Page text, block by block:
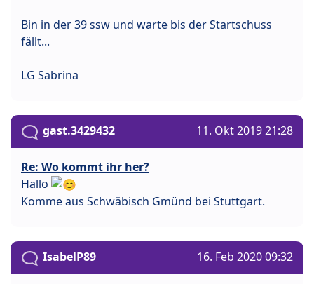
Bin in der 39 ssw und warte bis der Startschuss
fällt...
LG Sabrina
gast.3429432 11. Okt 2019 21:28
Re: Wo kommt ihr her?
Hallo
Komme aus Schwäbisch Gmünd bei Stuttgart.
IsabelP89 16. Feb 2020 09:32